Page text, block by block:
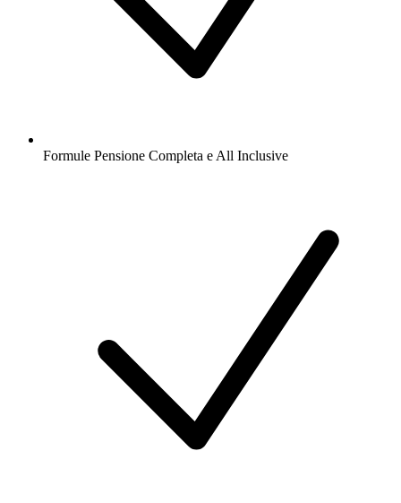
Formule Pensione Completa e All Inclusive